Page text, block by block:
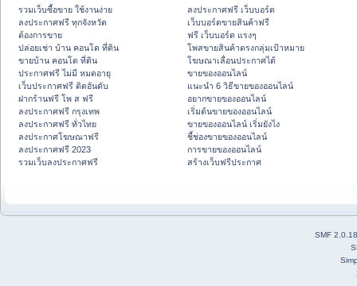
รวมเว็บซื้อขาย ใช้งานง่าย
ลงประกาศฟรี ทุกจังหวัด
ต้องการขาย
ปล่อยเช่า บ้าน คอนโด ที่ดิน
ขายบ้าน คอนโด ที่ดิน
ประกาศฟรี ไม่มี หมดอายุ
เว็บประกาศฟรี ติดอันดับ
ฝากร้านฟรี โพ ส ฟรี
ลงประกาศฟรี กรุงเทพ
ลงประกาศฟรี ทั่วไทย
ลงประกาศโฆษณาฟรี
ลงประกาศฟรี 2023
รวมเว็บลงประกาศฟรี
ลงประกาศฟรี เว็บบอร์ด
เว็บบอร์ดขายสินค้าฟรี
ฟรี เว็บบอร์ด แรงๆ
โพสขายสินค้าตรงกลุ่มเป้าหมาย
โฆษณาเลื่อนประกาศได้
ขายของออนไลน์
แนะนำ 6 วิธีขายของออนไลน์
อยากขายของออนไลน์
เริ่มต้นขายของออนไลน์
ขายของออนไลน์ เริ่มยังไง
ชี้ช่องขายของออนไลน์
การขายของออนไลน์
สร้างเว็บฟรีประกาศ
SMF 2.0.18